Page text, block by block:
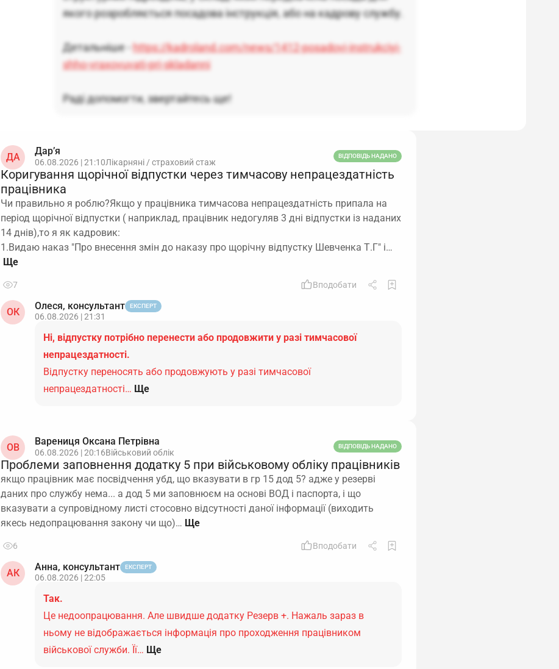
Підсумок:конкретного «єдиного правильного» розробника закон не встановлює
обов’язковим погодженням у кадрової служби.
якого розробляється посадова інструкція, або на кадрову службу.
Детальніше - https://kadroland.com/news/1412-posadovi-instrukciyi-
shho-vraxovuvati-pri-skladanni
Раді допомогти, звертайтесь ще!
ДА
Дар’я
06.08.2026 | 21:10Лікарняні / страховий стаж
ВІДПОВІДЬ НАДАНО
Коригування щорічної відпустки через тимчасову непрацездатність
працівника
Чи правильно я роблю?Якщо у працівника тимчасова непрацездатність припала на
період щорічної відпустки ( наприклад, працівник недогуляв 3 дні відпустки із наданих
14 днів),то я як кадровик:
1.Видаю наказ "Про внесення змін до наказу про щорічну відпустку Шевченка Т.Г" і…
7 Вподобати
ОК
Олеся, консультант ЕКСПЕРТ
06.08.2026 | 21:31
Ні, відпустку потрібно перенести або продовжити у разі тимчасової
непрацездатності.
Відпустку переносять або продовжують у разі тимчасової
непрацездатності… Ще
ОВ
Варениця Оксана Петрівна
06.08.2026 | 20:16Військовий облік
ВІДПОВІДЬ НАДАНО
Проблеми заповнення додатку 5 при військовому обліку працівників
якщо працівник має посвідчення убд, що вказувати в гр 15 дод 5? адже у резерві
даних про службу нема... а дод 5 ми заповнюєм на основі ВОД і паспорта, і що
вказувати а супровідному листі стосовно відсутності даної інформації (виходить
якесь недопрацювання закону чи що)…
6 Вподобати
АК
Анна, консультант ЕКСПЕРТ
06.08.2026 | 22:05
Так.
Це недоопрацювання. Але швидше додатку Резерв +. Нажаль зараз в
ньому не відображається інформація про проходження працівником
військової служби. Її… Ще